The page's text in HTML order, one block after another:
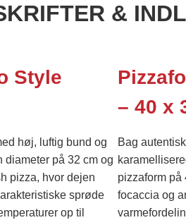
&
Style
høj, luftig bund og
diameter på 32 cm og
pizza, hvor dejen
sprøde
op til
– 40 x
Bag
pizzaform på
focaccia og